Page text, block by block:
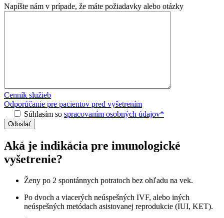
Napíšte nám v prípade, že máte požiadavky alebo otázky
Cenník služieb
Odporúčanie pre pacientov pred vyšetrením
Súhlasím so spracovaním osobných údajov*
Aká je indikácia pre imunologické
vyšetrenie?
Ženy po 2 spontánnych potratoch bez ohľadu na vek.
Po dvoch a viacerých neúspešných IVF, alebo iných
neúspešných metódach asistovanej reprodukcie (IUI, KET).